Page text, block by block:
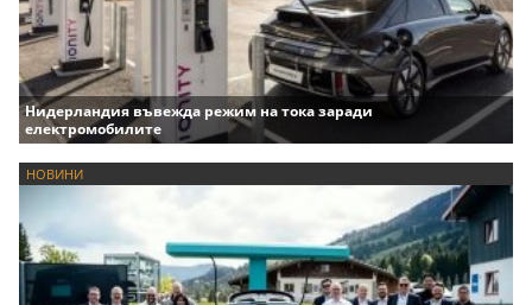
Нидерландия въвежда режим на тока заради
електромобилите
НОВИНИ